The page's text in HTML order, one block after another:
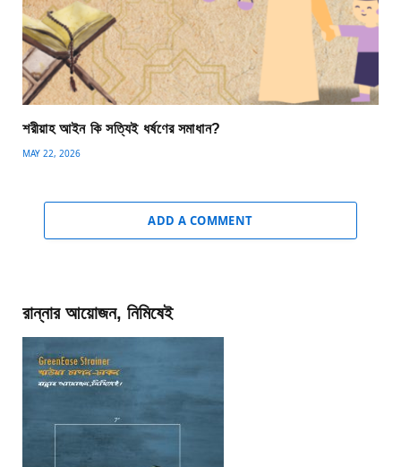
শরীয়াহ আইন কি সত্যিই ধর্ষণের সমাধান?
MAY 22, 2026
ADD A COMMENT
রান্নার আয়োজন, নিমিষেই